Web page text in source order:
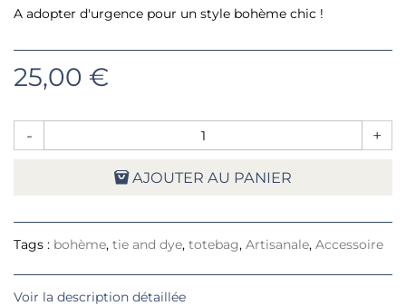
A adopter d'urgence pour un style bohème chic !
25,00 €
- +
AJOUTER AU PANIER
Tags : bohème, tie and dye, totebag, Artisanale, Accessoire
Voir la description détaillée